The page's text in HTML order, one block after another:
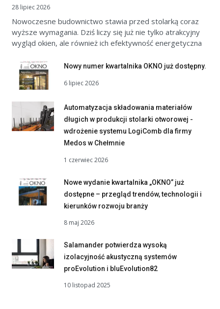
28 lipiec 2026
Nowoczesne budownictwo stawia przed stolarką coraz
wyższe wymagania. Dziś liczy się już nie tylko atrakcyjny
wygląd okien, ale również ich efektywność energetyczna
Nowy numer kwartalnika OKNO już dostępny.
6 lipiec 2026
Automatyzacja składowania materiałów
długich w produkcji stolarki otworowej -
wdrożenie systemu LogiComb dla firmy
Medos w Chełmnie
1 czerwiec 2026
Nowe wydanie kwartalnika „OKNO” już
dostępne – przegląd trendów, technologii i
kierunków rozwoju branży
8 maj 2026
Salamander potwierdza wysoką
izolacyjność akustyczną systemów
proEvolution i bluEvolution82
10 listopad 2025